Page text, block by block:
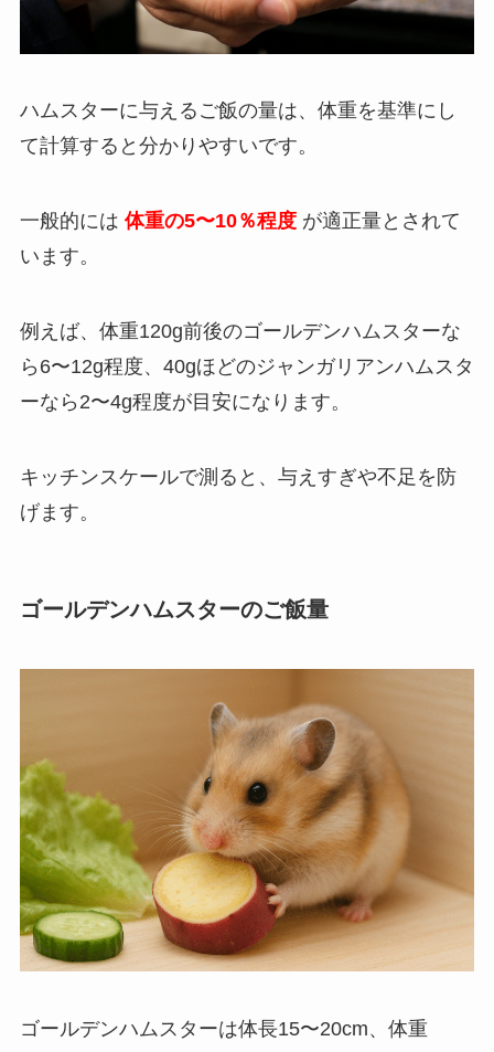
ハムスターに与えるご飯の量は、体重を基準にし
て計算すると分かりやすいです。
一般的には 体重の5〜10％程度が適正量とされて
います。
例えば、体重120g前後のゴールデンハムスターな
ら6〜12g程度、40gほどのジャンガリアンハムスタ
ーなら2〜4g程度が目安になります。
キッチンスケールで測ると、与えすぎや不足を防
げます。
ゴールデンハムスターのご飯量
ゴールデンハムスターは体長15〜20cm、体重